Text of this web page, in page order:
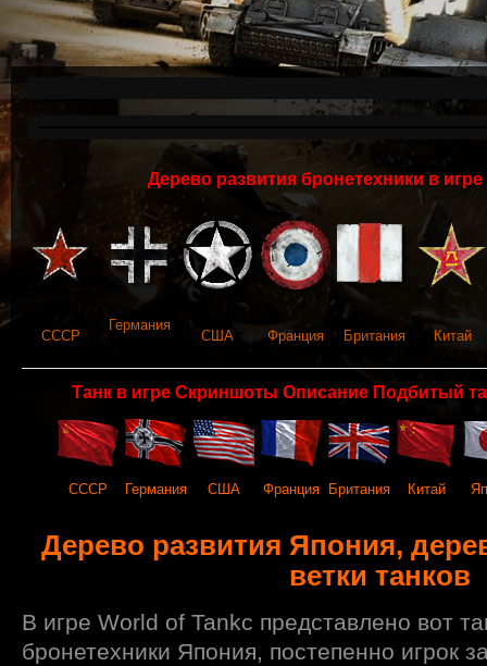
Дерево развития бронетехники в
СССР
Германия
США Франция Британия Китай
Танк в игре Скриншоты Описание Подбитый
СССР Германия США Франция Британия Китай
Дерево развития Япония,
ветки танков
В игре World of Tankc представлено вот
бронетехники Япония, постепенно игрок